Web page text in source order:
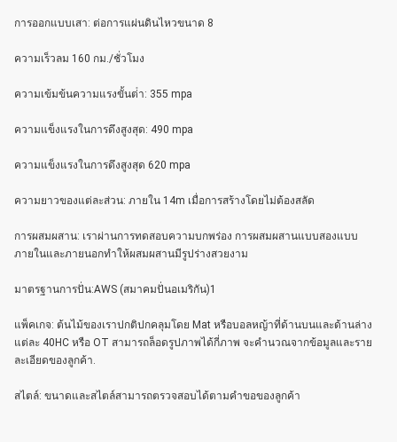
การออกแบบเสา: ต่อการแผ่นดินไหวขนาด 8
ความเร็วลม 160 กม./ชั่วโมง
ความเข้มข้นความแรงขั้นต่ํา: 355 mpa
ความแข็งแรงในการดึงสูงสุด: 490 mpa
ความแข็งแรงในการดึงสูงสุด 620 mpa
ความยาวของแต่ละส่วน: ภายใน 14m เมื่อการสร้างโดยไม่ต้องสลัด
การผสมผสาน: เราผ่านการทดสอบความบกพร่อง การผสมผสานแบบสองแบบ
ภายในและภายนอกทําให้ผสมผสานมีรูปร่างสวยงาม
มาตรฐานการปั่น:AWS (สมาคมปั่นอเมริกัน)1
แพ็คเกจ: ต้นไม้ของเราปกติปกคลุมโดย Mat หรือบอลหญ้าที่ด้านบนและด้านล่าง
แต่ละ 40HC หรือ OT สามารถล็อดรูปภาพได้กี่ภาพ จะคํานวณจากข้อมูลและราย
ละเอียดของลูกค้า.
สไตล์: ขนาดและสไตล์สามารถตรวจสอบได้ตามคําขอของลูกค้า